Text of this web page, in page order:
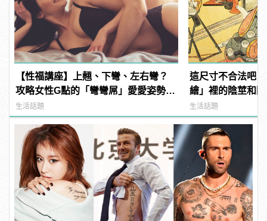
【性福講座】上翹、下彎、左右彎？
攻略女性G點的「彎彎屌」愛愛姿勢推
薦！ | manfashion這樣變型男
生活話題
這尺寸不合法吧
繪」裡的陰莖和
生活話題